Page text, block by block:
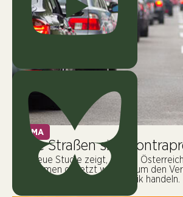
KLIMA
Neue Straßen sind
Eine neue Studie zeigt, dass in
Maßnahmen gesetzt werden, um den
reduzieren. Hier muss die Politik handeln.